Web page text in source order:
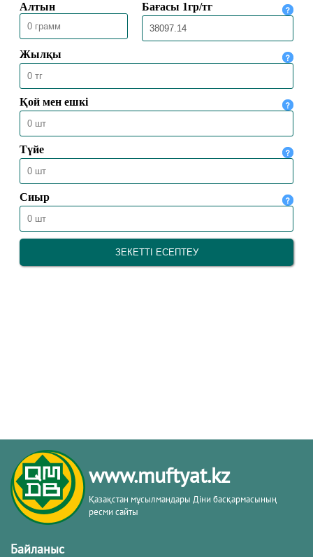
23.07.2026
www.muftyat.kz
Қазақстан мұсылмандары Діни басқармасының
ресми сайты
Байланыс